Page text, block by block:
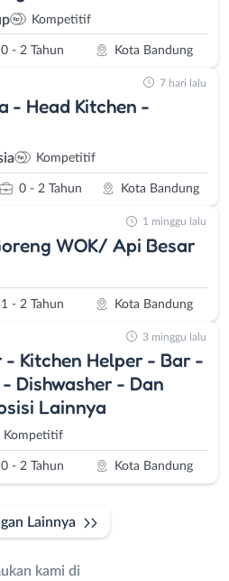
Kompetitif
0 - 2 Tahun Kota Bandung
- Head Kitchen -
Kompetitif
0 - 2 Tahun Kota Bandung
7 hari lalu
WOK/ Api Besar
1 - 2 Tahun Kota Bandung
1 minggu lalu
- Kitchen Helper - Bar -
Dishwasher - Dan
Lainnya
Kompetitif
0 - 2 Tahun Kota Bandung
3 minggu lalu
Lainnya
kami di